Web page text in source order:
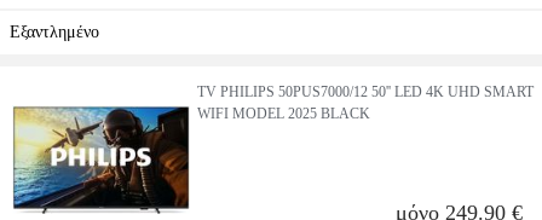
Εξαντλημένο
TV PHILIPS 50PUS7000/12 50'' LED 4K UHD SMART
WIFI MODEL 2025 BLACK
μόνο 249.90 €